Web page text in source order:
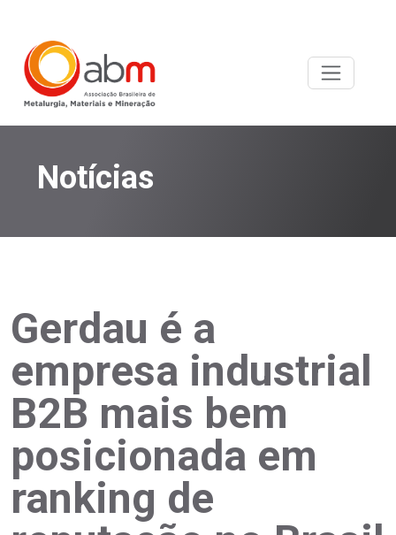
Notícias
Gerdau é a
empresa industrial
B2B mais bem
posicionada em
ranking de